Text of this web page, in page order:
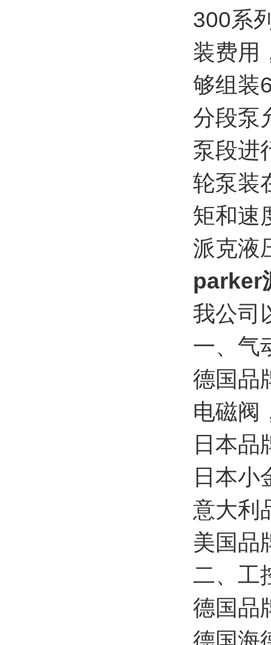
300系
装费用
够组装
分段泵
泵段进
轮泵装
矩和速
派克液
parker
我公司
一、气
德国品
电磁阀
日本品
日本小
意大利
美国品
二、工
德国品